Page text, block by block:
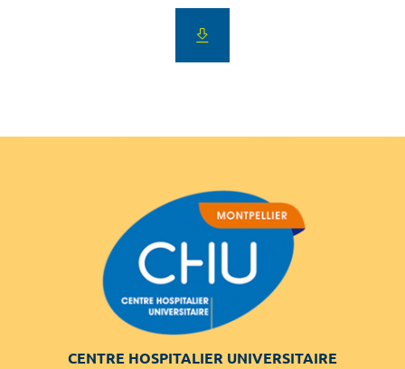
CENTRE HOSPITALIER UNIVERSITAIRE